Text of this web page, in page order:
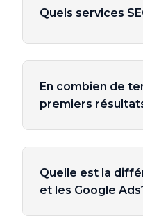
Quels services
En combien de
premiers
Quelle est la
et les Google